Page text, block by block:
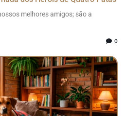
melhores amigos; são a
0